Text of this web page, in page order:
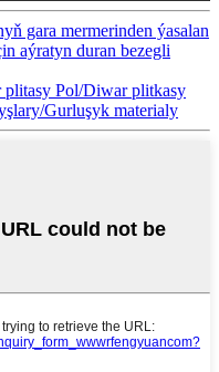
gara mermerinden ýasalan
aýratyn duran bezegli
Pol/Diwar plitkasy
Gurluşyk materialy